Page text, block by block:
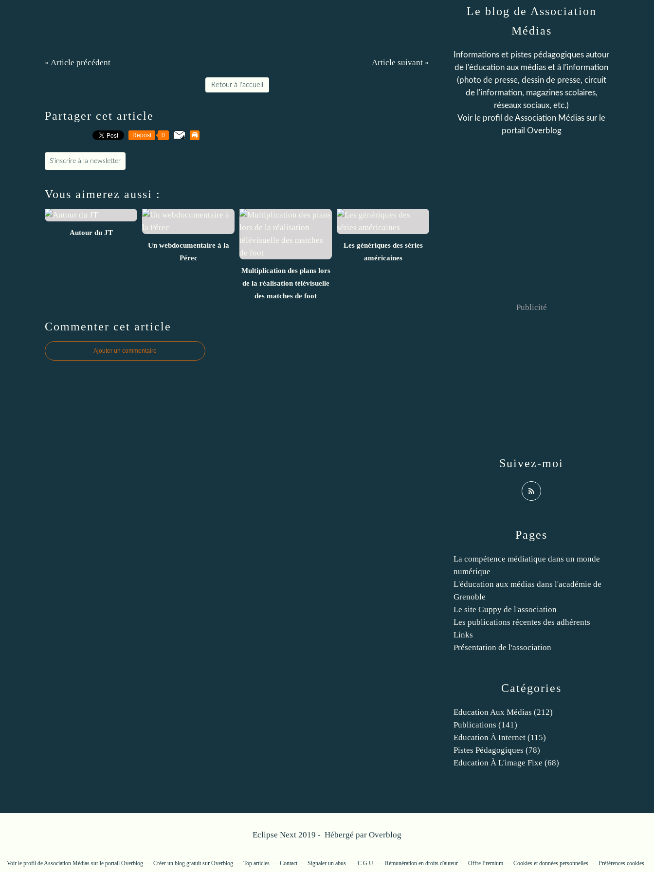
« Article précédent Article suivant »
Retour à l'accueil
Partager cet article
Repost 0
S'inscrire à la newsletter
Vous aimerez aussi :
Autour du JT
Un webdocumentaire à la
Pérec
Multiplication des plans lors
de la réalisation télévisuelle
des matches de foot
Les génériques des séries
américaines
Commenter cet article
Ajouter un commentaire
Catégories
Education Aux Médias (212)
Publications (141)
Education À Internet (115)
Pistes Pédagogiques (78)
Education À L'image Fixe (68)
Pages
La compétence médiatique dans un monde
numérique
L'éducation aux médias dans l'académie de
Grenoble
Le site Guppy de l'association
Les publications récentes des adhérents
Links
Présentation de l'association
Le blog de Association
Médias
Informations et pistes pédagogiques autour
de l'éducation aux médias et à l'information
(photo de presse, dessin de presse, circuit
de l'information, magazines scolaires,
réseaux sociaux, etc.)
Voir le profil deAssociation Médias sur le
portail Overblog
Suivez-moi
Publicité
Eclipse Next 2019 - Hébergé par Overblog
Voir le profil deAssociation Médias sur le portail Overblog Créer un blog gratuit sur Overblog Top articles Contact Signaler un abus C.G.U. Rémunération en droits d'auteur Offre Premium Cookies et données personnelles Préférences cookies